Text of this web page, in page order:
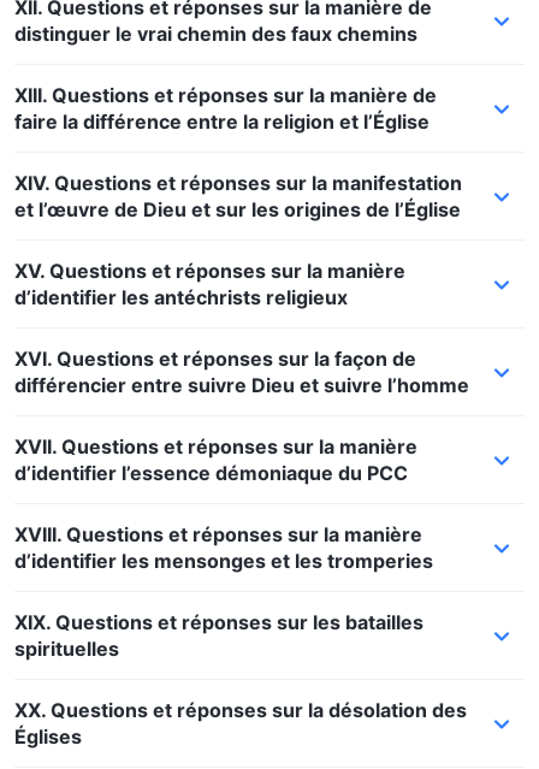
XII. Questions et réponses sur la manière de
distinguer le vrai chemin des faux chemins
XIII. Questions et réponses sur la manière de
faire la différence entre la religion et l’Église
XIV. Questions et réponses sur la manifestation
et l’œuvre de Dieu et sur les origines de l’Église
XV. Questions et réponses sur la manière
d’identifier les antéchrists religieux
XVI. Questions et réponses sur la façon de
différencier entre suivre Dieu et suivre l’homme
XVII. Questions et réponses sur la manière
d’identifier l’essence démoniaque du PCC
XVIII. Questions et réponses sur la manière
d’identifier les mensonges et les tromperies
XIX. Questions et réponses sur les batailles
spirituelles
XX. Questions et réponses sur la désolation des
Églises